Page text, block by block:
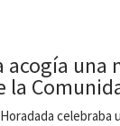
una
la